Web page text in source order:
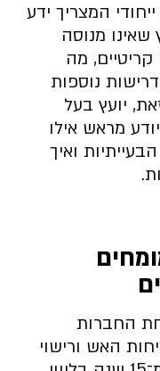
המצריך ידע
שאינו מנוסה
מה
נוספות
יועץ בעל
מראש אילו
ואיך
החברות
האש ורישוי